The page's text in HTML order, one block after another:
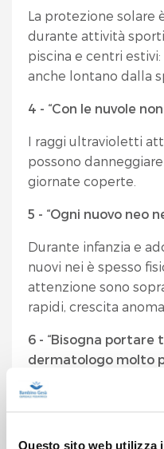
Questo sito web utilizza
La protezione solare
durante attività
piscina e centri
anche lontano dalla
4 - “Con le nuvole
I raggi ultravioletti
possono
giornate coperte.
5 - “Ogni nuovo neo
Durante infanzia e
nuovi nei è spesso
attenzione sono
rapidi, crescita
6 - “Bisogna portare
dermatologo molto
In assenza di segnali
dermatologica può